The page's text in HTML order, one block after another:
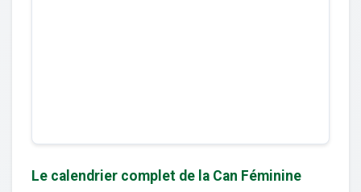
Le calendrier complet de la Can Féminine